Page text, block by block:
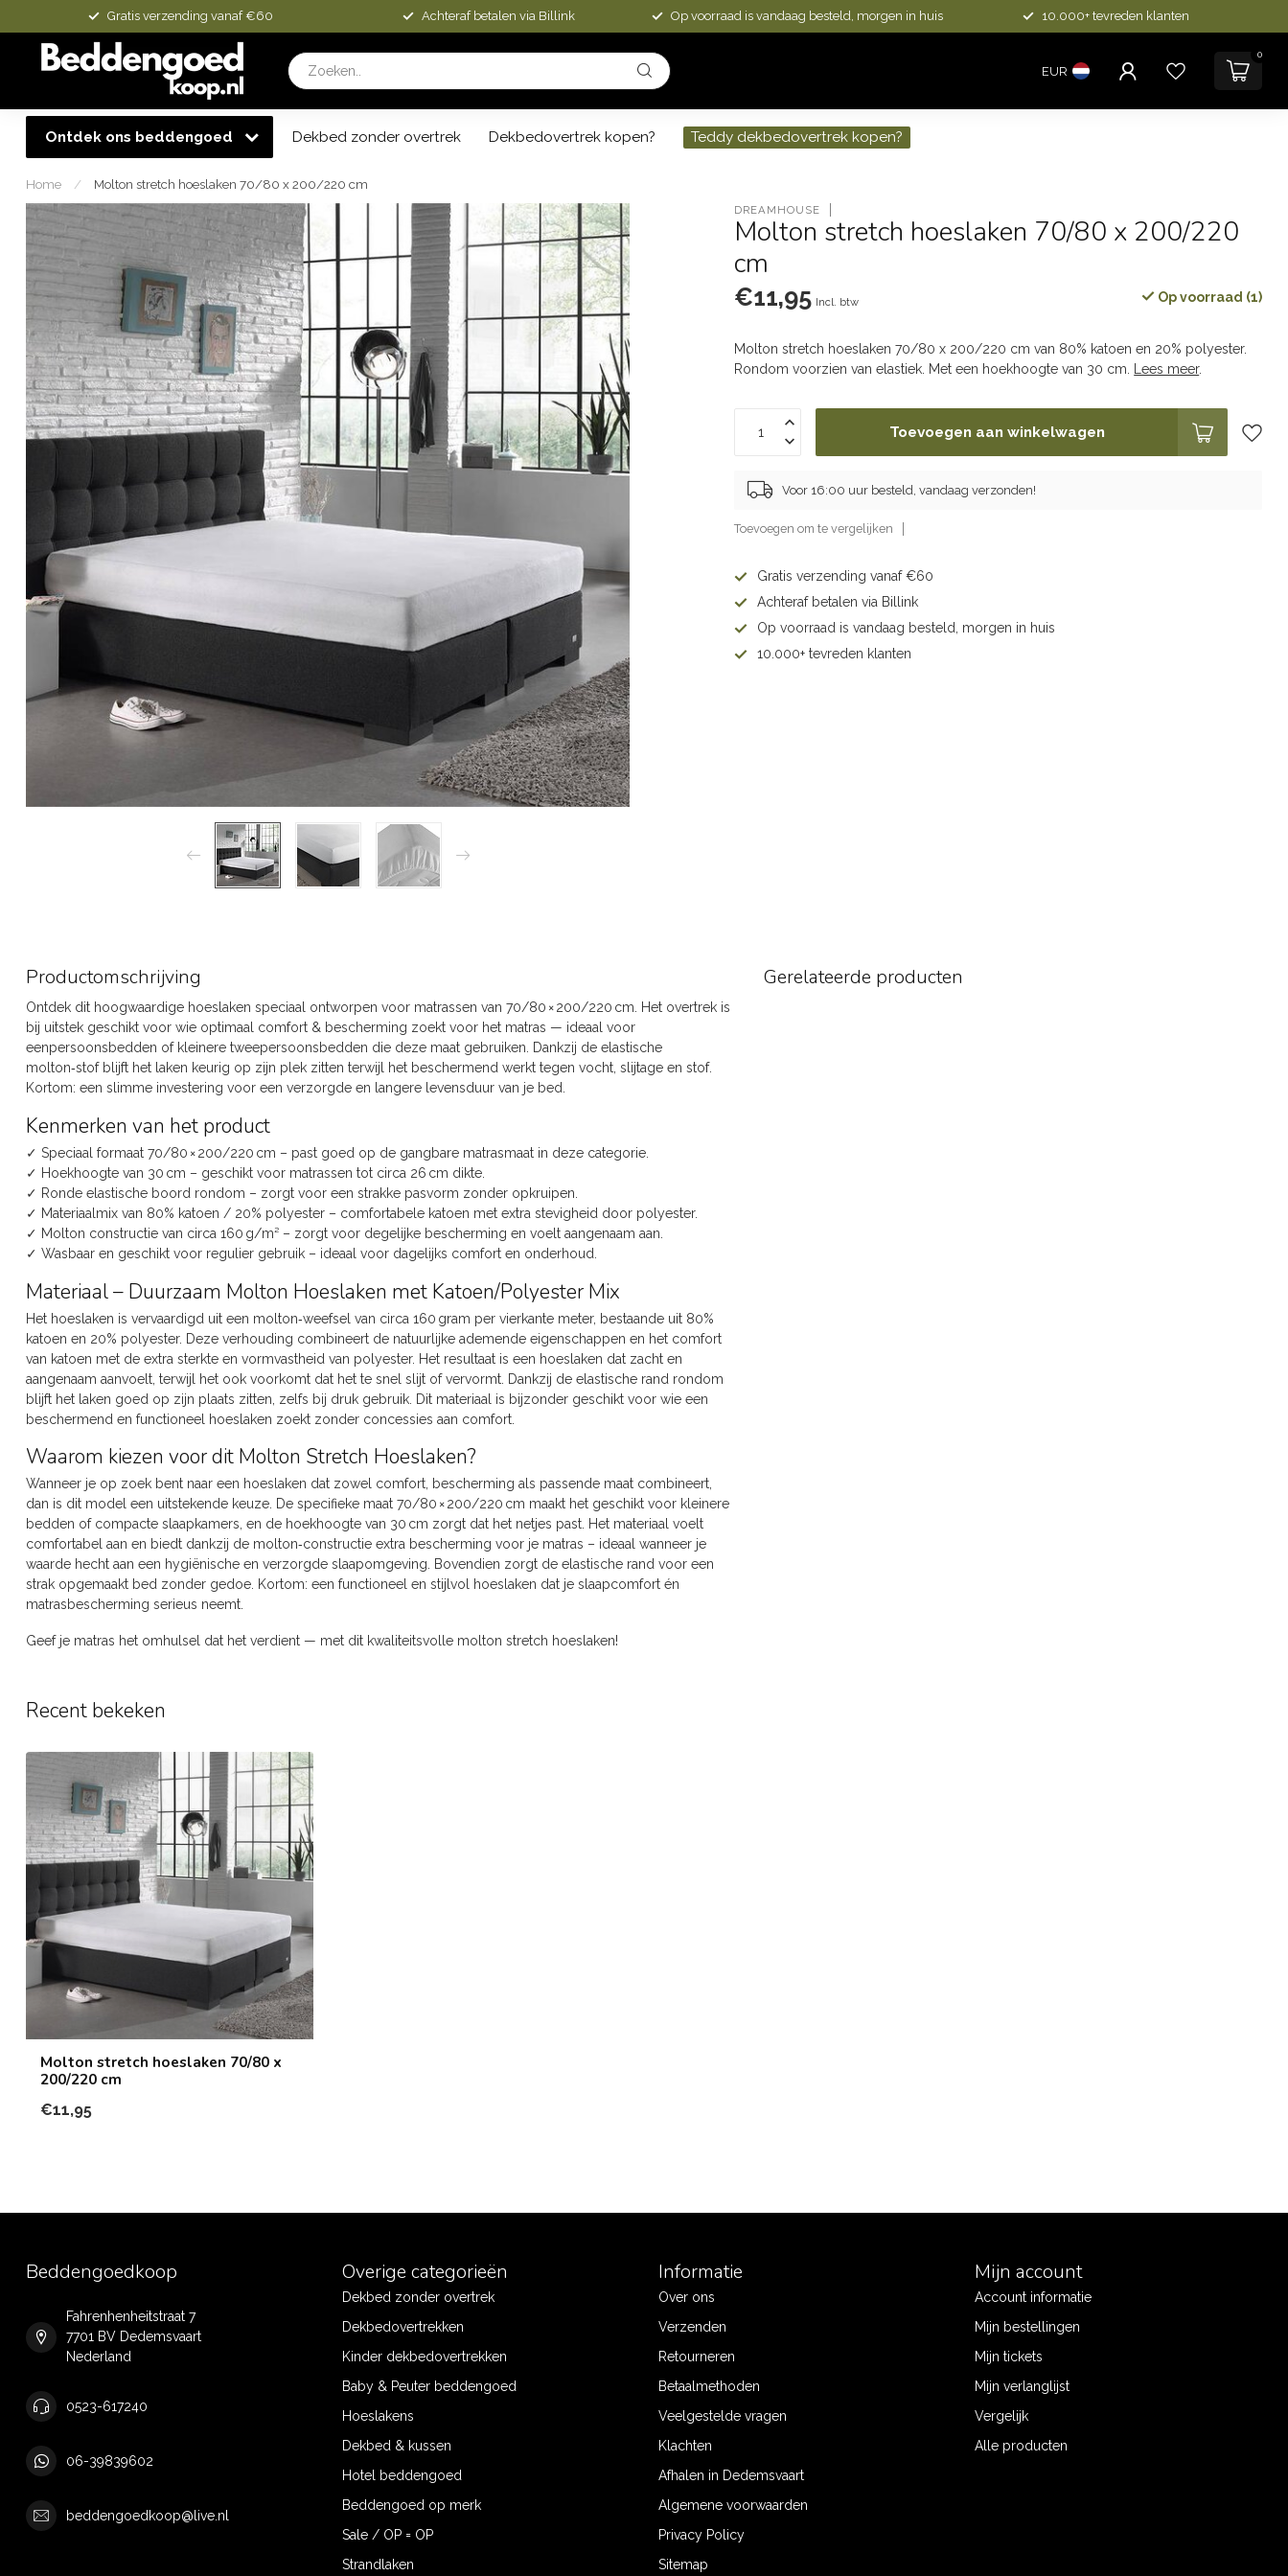
Gratis verzending vanaf €60 Achteraf betalen via Billink Op voorraad is vandaag besteld, morgen in huis 10.000+ tevreden klanten
EUR
0
Ontdek ons beddengoed Dekbed zonder overtrek Dekbedovertrek kopen? Teddy dekbedovertrek kopen?
Home / Molton stretch hoeslaken 70/80 x 200/220 cm
DREAMHOUSE
Molton stretch hoeslaken 70/80 x 200/220
cm
€11,95 Incl. btw Op voorraad (1)
Molton stretch hoeslaken 70/80 x 200/220 cm van 80% katoen en 20% polyester.
Rondom voorzien van elastiek. Met een hoekhoogte van 30 cm.
Lees meer.
Toevoegen aan winkelwagen
Voor 16:00 uur besteld, vandaag verzonden!
Toevoegen om te vergelijken
Gratis verzending vanaf €60
Achteraf betalen via Billink
Op voorraad is vandaag besteld, morgen in huis
10.000+ tevreden klanten
Productomschrijving
Ontdek dit hoogwaardige hoeslaken speciaal ontworpen voor matrassen van 70/80 × 200/220 cm. Het overtrek is
bij uitstek geschikt voor wie optimaal comfort & bescherming zoekt voor het matras — ideaal voor
eenpersoonsbedden of kleinere tweepersoonsbedden die deze maat gebruiken. Dankzij de elastische
molton‑stof blijft het laken keurig op zijn plek zitten terwijl het beschermend werkt tegen vocht, slijtage en stof.
Kortom: een slimme investering voor een verzorgde en langere levensduur van je bed.
Kenmerken van het product
✓ Speciaal formaat 70/80 × 200/220 cm – past goed op de gangbare matrasmaat in deze categorie.
✓ Hoekhoogte van 30 cm – geschikt voor matrassen tot circa 26 cm dikte.
✓ Ronde elastische boord rondom – zorgt voor een strakke pasvorm zonder opkruipen.
✓ Materiaalmix van 80% katoen / 20% polyester – comfortabele katoen met extra stevigheid door polyester.
✓ Molton constructie van circa 160 g/m² – zorgt voor degelijke bescherming en voelt aangenaam aan.
✓ Wasbaar en geschikt voor regulier gebruik – ideaal voor dagelijks comfort en onderhoud.
Materiaal – Duurzaam Molton Hoeslaken met Katoen/Polyester Mix
Het hoeslaken is vervaardigd uit een molton‑weefsel van circa 160 gram per vierkante meter, bestaande uit 80%
katoen en 20% polyester. Deze verhouding combineert de natuurlijke ademende eigenschappen en het comfort
van katoen met de extra sterkte en vormvastheid van polyester. Het resultaat is een hoeslaken dat zacht en
aangenaam aanvoelt, terwijl het ook voorkomt dat het te snel slijt of vervormt. Dankzij de elastische rand rondom
blijft het laken goed op zijn plaats zitten, zelfs bij druk gebruik. Dit materiaal is bijzonder geschikt voor wie een
beschermend en functioneel hoeslaken zoekt zonder concessies aan comfort.
Waarom kiezen voor dit Molton Stretch Hoeslaken?
Wanneer je op zoek bent naar een hoeslaken dat zowel comfort, bescherming als passende maat combineert,
dan is dit model een uitstekende keuze. De specifieke maat 70/80 × 200/220 cm maakt het geschikt voor kleinere
bedden of compacte slaapkamers, en de hoekhoogte van 30 cm zorgt dat het netjes past. Het materiaal voelt
comfortabel aan en biedt dankzij de molton‑constructie extra bescherming voor je matras – ideaal wanneer je
waarde hecht aan een hygiënische en verzorgde slaapomgeving. Bovendien zorgt de elastische rand voor een
strak opgemaakt bed zonder gedoe. Kortom: een functioneel en stijlvol hoeslaken dat je slaapcomfort én
matrasbescherming serieus neemt.
Geef je matras het omhulsel dat het verdient — met dit kwaliteitsvolle molton stretch hoeslaken!
Gerelateerde producten
Recent bekeken
Molton stretch hoeslaken 70/80 x
200/220 cm
€11,95
Beddengoedkoop
Fahrenhenheitstraat 7
7701 BV Dedemsvaart
Nederland
0523-617240
06-39839602
beddengoedkoop@live.nl
Overige categorieën
Dekbed zonder overtrek
Dekbedovertrekken
Kinder dekbedovertrekken
Baby & Peuter beddengoed
Hoeslakens
Dekbed & kussen
Hotel beddengoed
Beddengoed op merk
Sale / OP = OP
Strandlaken
Informatie
Over ons
Verzenden
Retourneren
Betaalmethoden
Veelgestelde vragen
Klachten
Afhalen in Dedemsvaart
Algemene voorwaarden
Privacy Policy
Sitemap
Mijn account
Account informatie
Mijn bestellingen
Mijn tickets
Mijn verlanglijst
Vergelijk
Alle producten